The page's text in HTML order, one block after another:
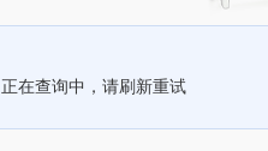
正在查询中，请刷新重试